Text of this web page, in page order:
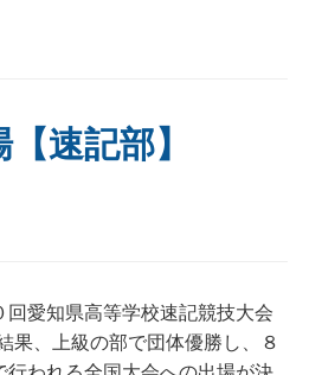
速記部】
回愛知県高等学校速記競技大会
果、上級の部で団体優勝し、８